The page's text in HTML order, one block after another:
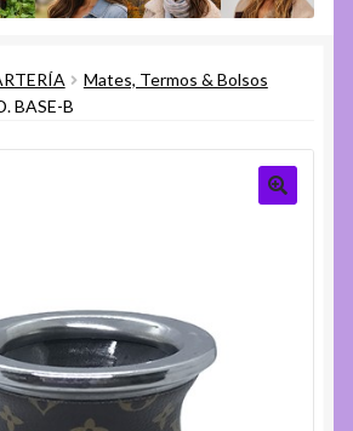
menú
menú
hijo
Mates, Termos & Bolsos
BASE-B